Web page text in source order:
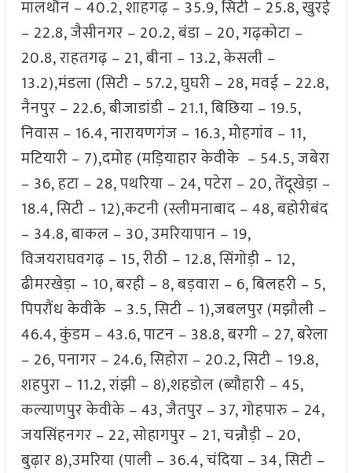
मालथौन – 40.2, शाहगढ़ – 35.9, सिटी – 25.8, खुरई
– 22.8, जैसीनगर – 20.2, बंडा – 20, गढ़कोटा –
20.8, राहतगढ़ – 21, बीना – 13.2, केसली –
13.2),मंडला (सिटी – 57.2, घुघरी – 28, मवई – 22.8,
नैनपुर – 22.6, बीजाडांडी – 21.1, बिछिया – 19.5,
निवास – 16.4, नारायणगंज – 16.3, मोहगांव – 11,
मटियारी – 7),दमोह (मड़ियाहार केवीके – 54.5, जबेरा
– 36, हटा – 28, पथरिया – 24, पटेरा – 20, तेंदूखेड़ा –
18.4, सिटी – 12),कटनी (स्लीमनाबाद – 48, बहोरीबंद
– 34.8, बाकल – 30, उमरियापान – 19,
विजयराघवगढ़ – 15, रीठी – 12.8, सिंगोड़ी – 12,
ढीमरखेड़ा – 10, बरही – 8, बड़वारा – 6, बिलहरी – 5,
पिपरौंध केवीके – 3.5, सिटी – 1),जबलपुर (मझौली –
46.4, कुंडम – 43.6, पाटन – 38.8, बरगी – 27, बरेला
– 26, पनागर – 24.6, सिहोरा – 20.2, सिटी – 19.8,
शहपुरा – 11.2, रांझी – 8),शहडोल (ब्यौहारी – 45,
कल्याणपुर केवीके – 43, जैतपुर – 37, गोहपारु – 24,
जयसिंहनगर – 22, सोहागपुर – 21, चन्नौड़ी – 20,
बुढ़ार 8),उमरिया (पाली – 36.4, चंदिया – 34, सिटी –